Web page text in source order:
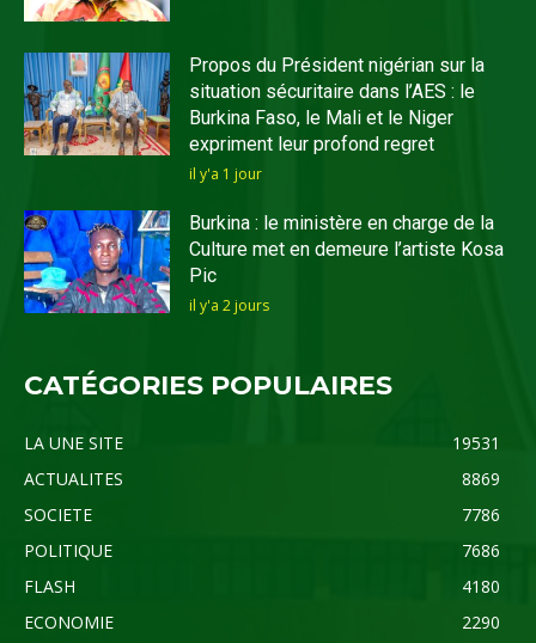
Propos du Président nigérian sur la
situation sécuritaire dans l’AES : le
Burkina Faso, le Mali et le Niger
expriment leur profond regret
il y'a 1 jour
Burkina : le ministère en charge de la
Culture met en demeure l’artiste Kosa
Pic
il y'a 2 jours
CATÉGORIES POPULAIRES
LA UNE SITE
19531
ACTUALITES
8869
SOCIETE
7786
POLITIQUE
7686
FLASH
4180
ECONOMIE
2290